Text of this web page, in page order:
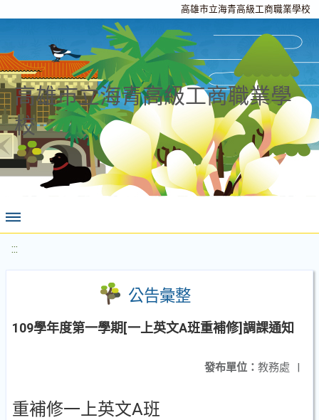
高雄市立海青高級工商職業學校
高雄市立海青高級工商職業學
校
:::
公告彙整
109學年度第一學期[一上英文A班重補修]調課通知
發布單位： 教務處 |
重補修一上英文A班